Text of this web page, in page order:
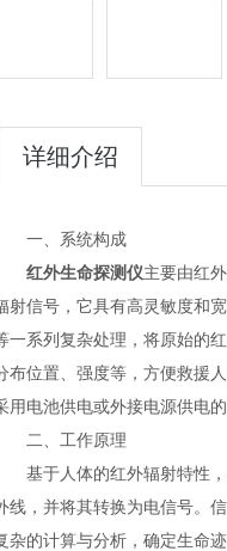
详细介绍
一、系统构成
红外生命探测仪主要由红
射信号，它具有高灵敏度和
一系列复杂处理，将原始的
布位置、强度等，方便救援
用电池供电或外接电源供电的
二、工作原理
基于人体的红外辐射特性，
线，并将其转换为电信号。
杂的计算与分析，确定生命